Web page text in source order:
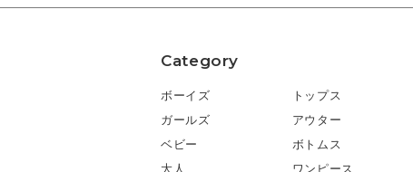
Category
ボーイズ
ガールズ
ベビー
大人
トップス
アウター
ボトムス
ワンピース